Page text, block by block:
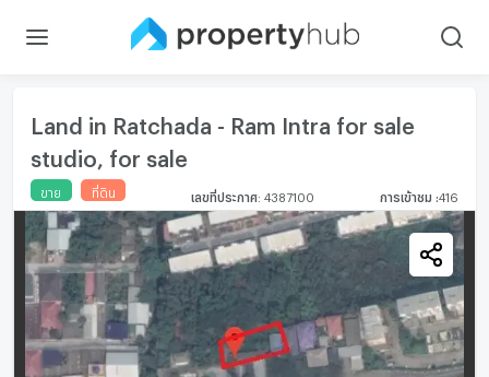
Land in Ratchada - Ram Intra for sale
studio, for sale
ขาย ที่ดิน เลขที่ประกาศ 4387100 การเข้าชม 416